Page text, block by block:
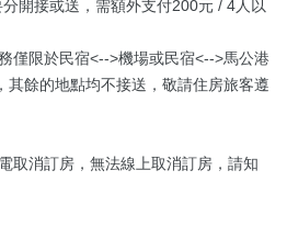
開接或送，需額外支付200元 / 4人以
僅限於民宿<-->機場或民宿<-->馬公港
其餘的地點均不接送，敬請住房旅客遵
取消訂房，無法線上取消訂房，請知